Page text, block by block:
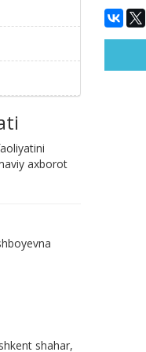
axborot
shahar,